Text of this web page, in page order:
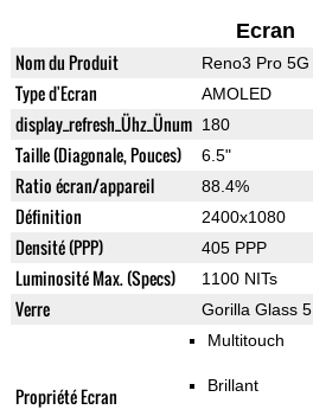
Ecran
Nom du Produit Reno3 Pro 5G
Type d'Ecran AMOLED
display_refresh_Ühz_Ünum 180
Taille (Diagonale, Pouces) 6.5"
Ratio écran/appareil 88.4%
Définition 2400x1080
Densité (PPP) 405 PPP
Luminosité Max. (Specs) 1100 NITs
Verre Gorilla Glass 5
Propriété Ecran
Multitouch
Brillant